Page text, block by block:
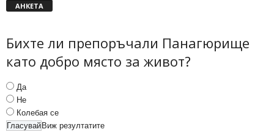
АНКЕТА
Бихте ли препоръчали Панагюрище
като добро място за живот?
Да
Не
Колебая се
Виж резултатите